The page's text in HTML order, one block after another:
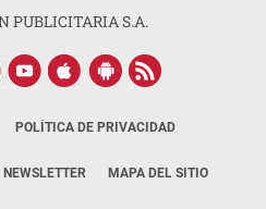
PUBLICITARIA S.A.
POLÍTICA DE PRIVACIDAD
NEWSLETTER MAPA DEL SITIO